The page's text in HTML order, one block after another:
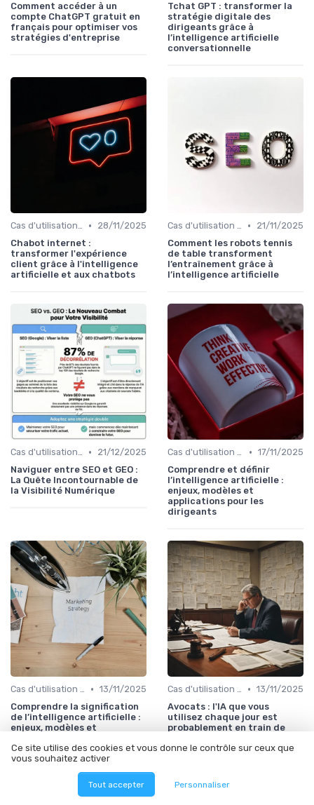
Comment accéder à un
compte ChatGPT gratuit en
français pour optimiser vos
stratégies d'entreprise
Tchat GPT : transformer la
stratégie digitale des
dirigeants grâce à
l’intelligence artificielle
conversationnelle
Cas d'utilisation IA relation client •
28/11/2025
Chabot internet :
transformer l'expérience
client grâce à l'intelligence
artificielle et aux chatbots
Cas d'utilisation IA Business •
21/11/2025
Comment les robots tennis
de table transforment
l’entraînement grâce à
l’intelligence artificielle
Cas d'utilisation IA Marketing •
21/12/2025
Naviguer entre SEO et GEO :
La Quête Incontournable de
la Visibilité Numérique
Cas d'utilisation IA Business • 17/11/2025
Comprendre et définir
l’intelligence artificielle :
enjeux, modèles et
applications pour les
dirigeants
Cas d'utilisation IA Business • 13/11/2025
Comprendre la signification
de l’intelligence artificielle :
enjeux, modèles et
dirigeants
Cas d'utilisation IA relation client • 13/11/2025
Avocats : l'IA que vous
utilisez chaque jour est
probablement en train de
professionnel
Ce site utilise des cookies et vous donne le contrôle sur ceux que
vous souhaitez activer
Tout accepter Personnaliser